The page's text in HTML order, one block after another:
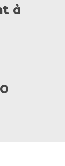
à